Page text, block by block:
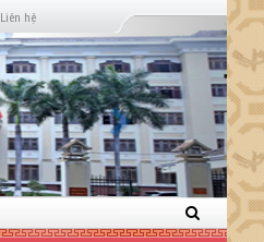
Liên hệ Next